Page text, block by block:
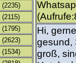
(2235)
(2115)
(1795)
(2623)
(1534)
Hi,
gesund,
groß,